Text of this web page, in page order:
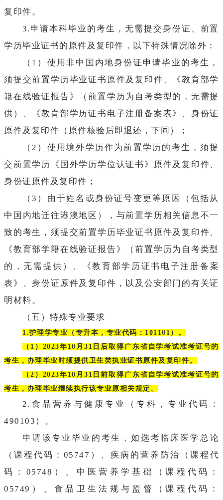
复印件。
3.申请本科毕业的考生，无需提交身份证、前置
学历毕业证书的原件及复印件，以下特殊情况除外：
（1）使用非中国内地身份证申请毕业的考生，
须提交前置学历毕业证书原件及复印件、《教育部学
籍在线验证报告》（前置学历为自考类型的，无需提
供）、《教育部学历证书电子注册备案表》、身份证
原件及复印件（原件核验后即退还，下同）；
（2）使用境外学历作为前置学历的考生，须提
交前置学历《国外学历学位认证书》原件及复印件、
身份证原件及复印件；
（3）由于姓名或身份证号变更等原因（包括从
中国内地迁往港澳地区），与前置学历相关信息不一
致的考生，须提交前置学历毕业证书原件及复印件、
《教育部学籍在线验证报告》（前置学历为自考类型
的，无需提供）、《教育部学历证书电子注册备案
表》、身份证原件及复印件，以及公安部门的有关证
明材料。
（五）特殊专业要求
1.护理学专业（专升本，专业代码：101101）。
（1）2023年10月31日后取得广东省自学考试准考证号的
考生，办理毕业时须提供卫生类执业证书原件及复印件。
（2）2023年10月31日前取得广东省自学考试准考证号的
考生，办理毕业继续执行该专业原相关规定。
2.食品营养与健康专业（专科，专业代码：
490103 ）。
申请该专业毕业的考生，如选考临床医学总论
（课程代码：05747）、疾病的营养防治（课程代
码：05748）、中医营养学基础（课程代码：
05749）、食品卫生法规与监督（课程代码：